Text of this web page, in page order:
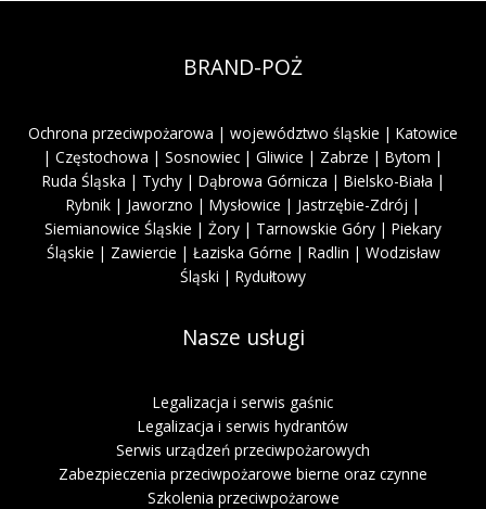
BRAND-POŻ
Ochrona przeciwpożarowa | województwo śląskie | Katowice
| Częstochowa | Sosnowiec | Gliwice | Zabrze | Bytom |
Ruda Śląska | Tychy | Dąbrowa Górnicza | Bielsko-Biała |
Rybnik | Jaworzno | Mysłowice | Jastrzębie-Zdrój |
Siemianowice Śląskie | Żory | Tarnowskie Góry | Piekary
Śląskie | Zawiercie | Łaziska Górne | Radlin | Wodzisław
Śląski | Rydułtowy
Nasze usługi
Legalizacja i serwis gaśnic
Legalizacja i serwis hydrantów
Serwis urządzeń przeciwpożarowych
Zabezpieczenia przeciwpożarowe bierne oraz czynne
Szkolenia przeciwpożarowe